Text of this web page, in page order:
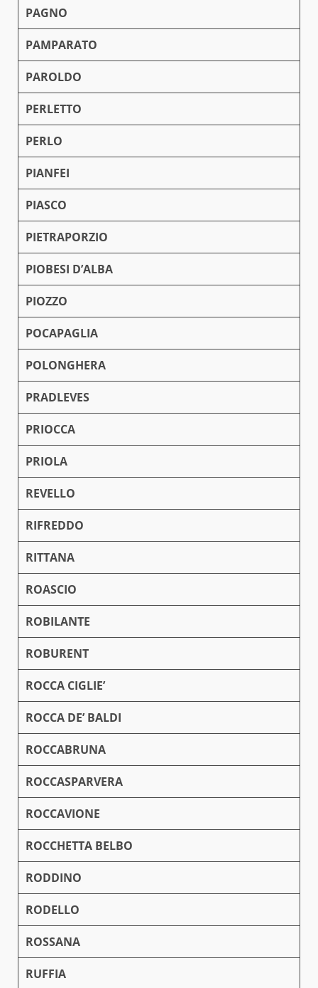
PAGNO
PAMPARATO
PAROLDO
PERLETTO
PERLO
PIANFEI
PIASCO
PIETRAPORZIO
PIOBESI D’ALBA
PIOZZO
POCAPAGLIA
POLONGHERA
PRADLEVES
PRIOCCA
PRIOLA
REVELLO
RIFREDDO
RITTANA
ROASCIO
ROBILANTE
ROBURENT
ROCCA CIGLIE’
ROCCA DE’ BALDI
ROCCABRUNA
ROCCASPARVERA
ROCCAVIONE
ROCCHETTA BELBO
RODDINO
RODELLO
ROSSANA
RUFFIA